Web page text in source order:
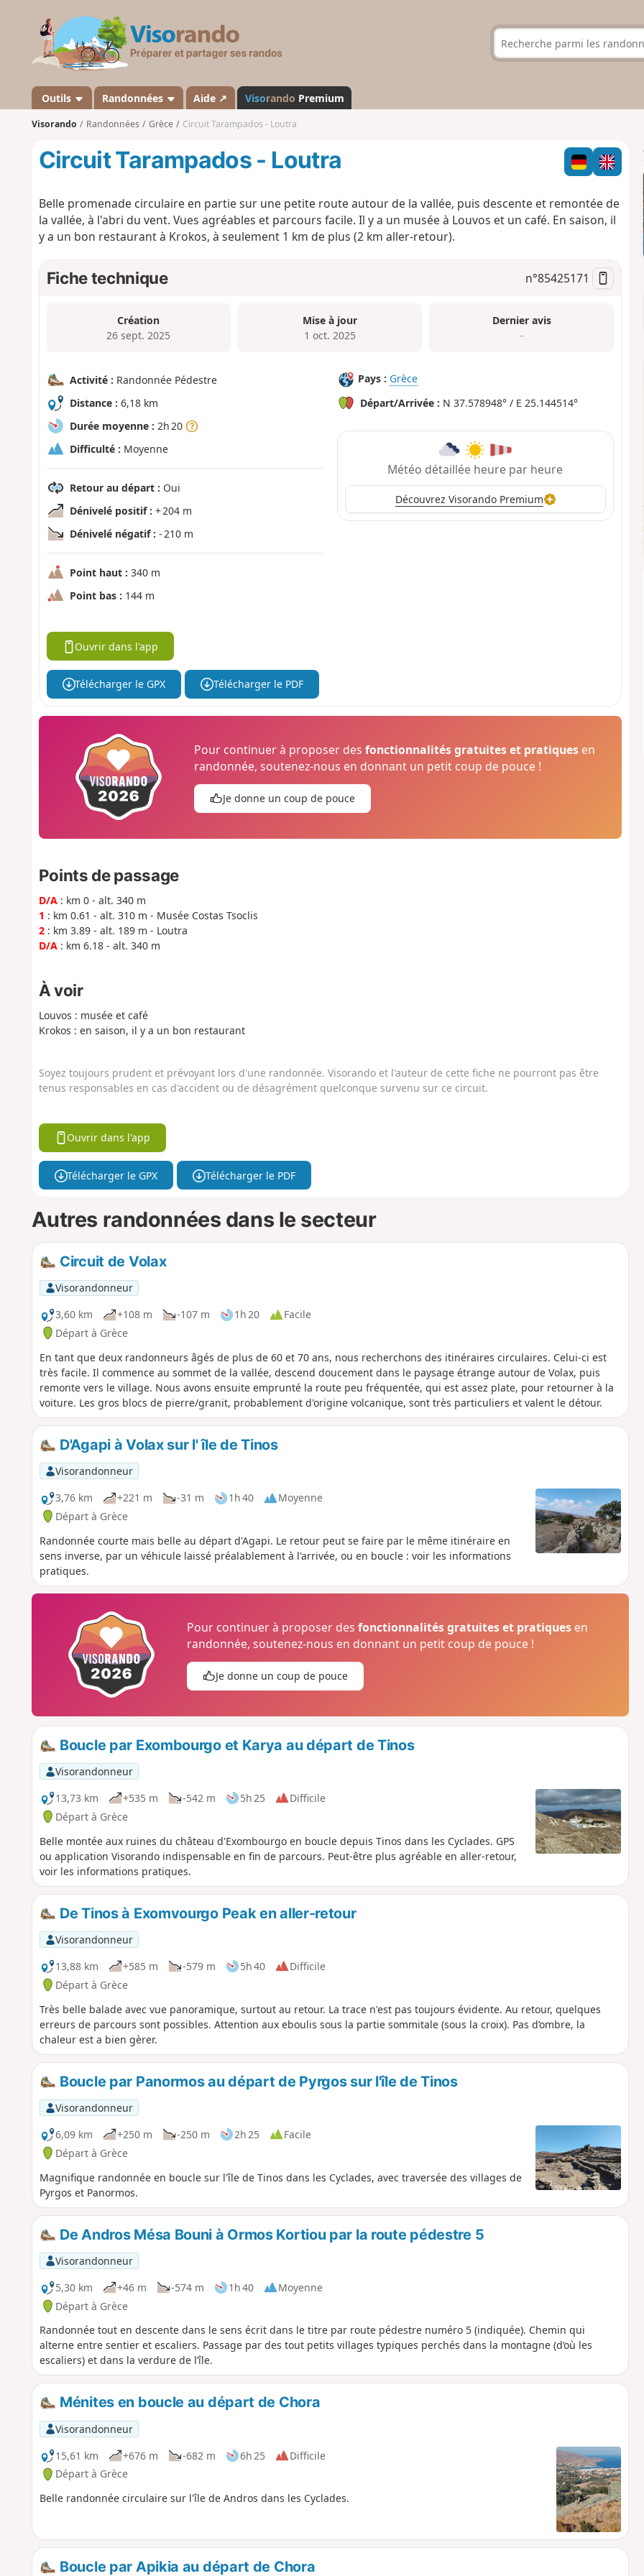
s
a
n
d
Outils Randonnées Aide ↗ Visorando Premium
Visorando Randonnées Grèce Circuit Tarampados - Loutra
Circuit Tarampados - Loutra
Belle promenade circulaire en partie sur une petite route autour de la vallée, puis descente et remontée de
la vallée, à l'abri du vent. Vues agréables et parcours facile. Il y a un musée à Louvos et un café. En saison, il
y a un bon restaurant à Krokos, à seulement 1 km de plus (2 km aller-retour).
Fiche technique n°85425171
Création
26 sept. 2025
Mise à jour
1 oct. 2025
Dernier avis
–
Activité : Randonnée Pédestre
Distance : 6,18 km
Durée moyenne : 2h 20
Difficulté : Moyenne
Retour au départ : Oui
Dénivelé positif : + 204 m
Dénivelé négatif : - 210 m
Point haut : 340 m
Point bas : 144 m
Pays : Grèce
Départ/Arrivée : N 37.578948° / E 25.144514°
Météo détaillée heure par heure
Découvrez Visorando Premium
Ouvrir dans l'app
Télécharger le GPX Télécharger le PDF
Pour continuer à proposer desfonctionnalités gratuites et pratiques en
randonnée, soutenez-nous en donnant un petit coup de pouce !
Je donne un coup de pouce
Points de passage
D/A: km 0 - alt. 340 m
1 : km 0.61 - alt. 310 m - Musée Costas Tsoclis
2: km 3.89 - alt. 189 m - Loutra
D/A: km 6.18 - alt. 340 m
À voir
Louvos : musée et café
Krokos : en saison, il y a un bon restaurant
Soyez toujours prudent et prévoyant lors d'une randonnée. Visorando et l'auteur de cette fiche ne pourront pas être
tenus responsables en cas d'accident ou de désagrément quelconque survenu sur ce circuit.
Ouvrir dans l'app
Télécharger le GPX Télécharger le PDF
Autres randonnées dans le secteur
Circuit de Volax
Visorandonneur
3,60 km
+108 m -107 m 1h 20
Facile
Départ à Grèce
En tant que deux randonneurs âgés de plus de 60 et 70 ans, nous recherchons des itinéraires circulaires. Celui-ci est
très facile. Il commence au sommet de la vallée, descend doucement dans le paysage étrange autour de Volax, puis
remonte vers le village. Nous avons ensuite emprunté la route peu fréquentée, qui est assez plate, pour retourner à la
voiture. Les gros blocs de pierre/granit, probablement d'origine volcanique, sont très particuliers et valent le détour.
D'Agapi à Volax sur l' île de Tinos
Visorandonneur
3,76 km
+221 m -31 m 1h 40
Moyenne
Départ à Grèce
Randonnée courte mais belle au départ d'Agapi. Le retour peut se faire par le même itinéraire en
sens inverse, par un véhicule laissé préalablement à l'arrivée, ou en boucle : voir les informations
pratiques.
Pour continuer à proposer desfonctionnalités gratuites et pratiques en
randonnée, soutenez-nous en donnant un petit coup de pouce !
Je donne un coup de pouce
Boucle par Exombourgo et Karya au départ de Tinos
Visorandonneur
13,73 km
+535 m -542 m 5h 25
Difficile
Départ à Grèce
Belle montée aux ruines du château d'Exombourgo en boucle depuis Tinos dans les Cyclades. GPS
ou application Visorando indispensable en fin de parcours. Peut-être plus agréable en aller-retour,
voir les informations pratiques.
De Tinos à Exomvourgo Peak en aller-retour
Visorandonneur
13,88 km
+585 m -579 m 5h 40
Difficile
Départ à Grèce
Très belle balade avec vue panoramique, surtout au retour. La trace n'est pas toujours évidente. Au retour, quelques
erreurs de parcours sont possibles. Attention aux eboulis sous la partie sommitale (sous la croix). Pas d’ombre, la
chaleur est a bien gèrer.
Boucle par Panormos au départ de Pyrgos sur l'île de Tinos
Visorandonneur
6,09 km
+250 m -250 m 2h 25
Facile
Départ à Grèce
Magnifique randonnée en boucle sur l'île de Tinos dans les Cyclades, avec traversée des villages de
Pyrgos et Panormos.
De Andros Mésa Bouni à Ormos Kortiou par la route pédestre 5
Visorandonneur
5,30 km
+46 m -574 m 1h 40
Moyenne
Départ à Grèce
Randonnée tout en descente dans le sens écrit dans le titre par route pédestre numéro 5 (indiquée). Chemin qui
alterne entre sentier et escaliers. Passage par des tout petits villages typiques perchés dans la montagne (d’où les
escaliers) et dans la verdure de l’île.
Ménites en boucle au départ de Chora
Visorandonneur
15,61 km
+676 m -682 m 6h 25
Difficile
Départ à Grèce
Belle randonnée circulaire sur l'île de Andros dans les Cyclades.
Boucle par Apikia au départ de Chora